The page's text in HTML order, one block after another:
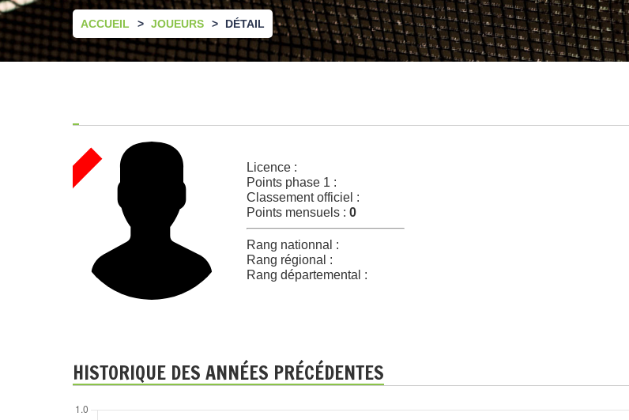
ACCUEIL JOUEURS DÉTAIL
Licence :
Points phase 1 :
Classement officiel :
Points mensuels : 0
Rang nationnal :
Rang régional :
Rang départemental :
HISTORIQUE DES ANNÉES PRÉCÉDENTES